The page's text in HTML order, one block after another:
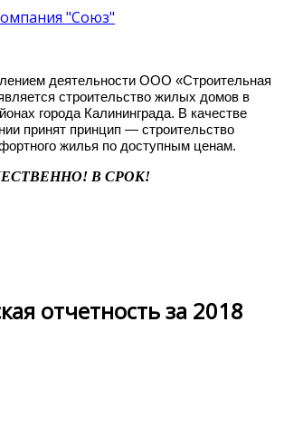
"Союз"
деятельности ООО «Строительная
строительство жилых домов в
города Калининграда. В качестве
принят принцип — строительство
жилья по доступным ценам.
В СРОК!
отчетность за 2018